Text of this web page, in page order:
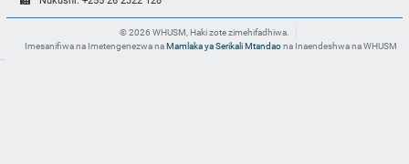
© 2026 WHUSM, Haki zote zimehifadhiwa.
Imesanifiwa na Imetengenezwa naMamlaka ya Serikali Mtandaona Inaendeshwa na WHUSM